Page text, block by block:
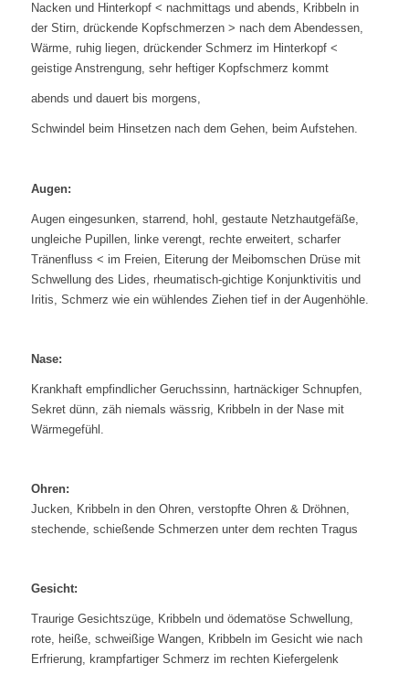
Nacken und Hinterkopf < nachmittags und abends, Kribbeln in
der Stirn, drückende Kopfschmerzen > nach dem Abendessen,
Wärme, ruhig liegen, drückender Schmerz im Hinterkopf <
geistige Anstrengung, sehr heftiger Kopfschmerz kommt
abends und dauert bis morgens,
Schwindel beim Hinsetzen nach dem Gehen, beim Aufstehen.
Augen:
Augen eingesunken, starrend, hohl, gestaute Netzhautgefäße,
ungleiche Pupillen, linke verengt, rechte erweitert, scharfer
Tränenfluss < im Freien, Eiterung der Meibomschen Drüse mit
Schwellung des Lides, rheumatisch-gichtige Konjunktivitis und
Iritis, Schmerz wie ein wühlendes Ziehen tief in der Augenhöhle.
Nase:
Krankhaft empfindlicher Geruchssinn, hartnäckiger Schnupfen,
Sekret dünn, zäh niemals wässrig, Kribbeln in der Nase mit
Wärmegefühl.
Ohren:
Jucken, Kribbeln in den Ohren, verstopfte Ohren & Dröhnen,
stechende, schießende Schmerzen unter dem rechten Tragus
Gesicht:
Traurige Gesichtszüge, Kribbeln und ödematöse Schwellung,
rote, heiße, schweißige Wangen, Kribbeln im Gesicht wie nach
Erfrierung, krampfartiger Schmerz im rechten Kiefergelenk